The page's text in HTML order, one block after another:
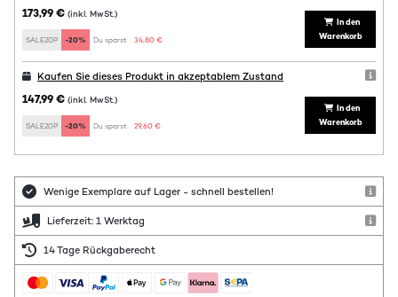
173,99 € (inkl. MwSt.)
SALE20P -20% Du sparst: 34,80 €
In den
Warenkorb
Kaufen Sie dieses Produkt in akzeptablem Zustand
147,99 € (inkl. MwSt.)
SALE20P -20% Du sparst: 29,60 €
In den
Warenkorb
Wenige Exemplare auf Lager - schnell bestellen!
Lieferzeit: 1 Werktag
14 Tage Rückgaberecht